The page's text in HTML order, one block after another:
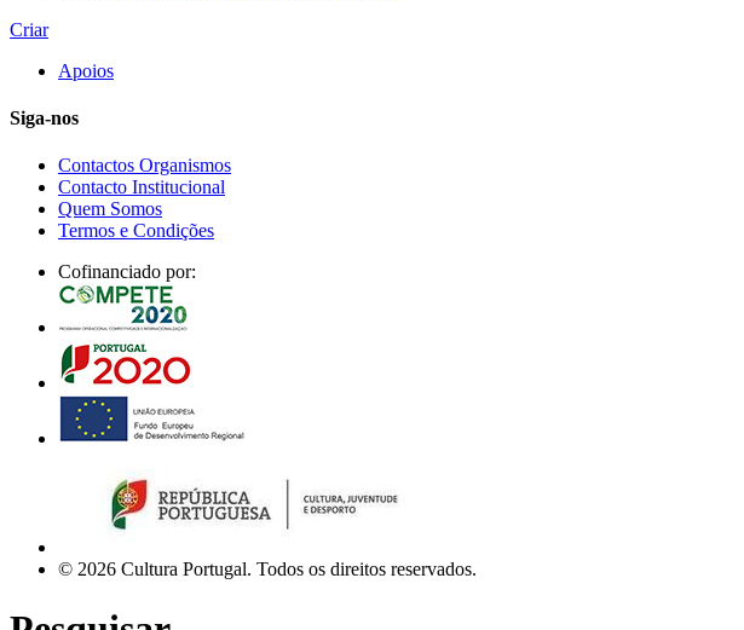
Criar
Apoios
Siga-nos
Contactos Organismos
Contacto Institucional
Quem Somos
Termos e Condições
Cofinanciado por:
© 2026 Cultura Portugal. Todos os direitos reservados.